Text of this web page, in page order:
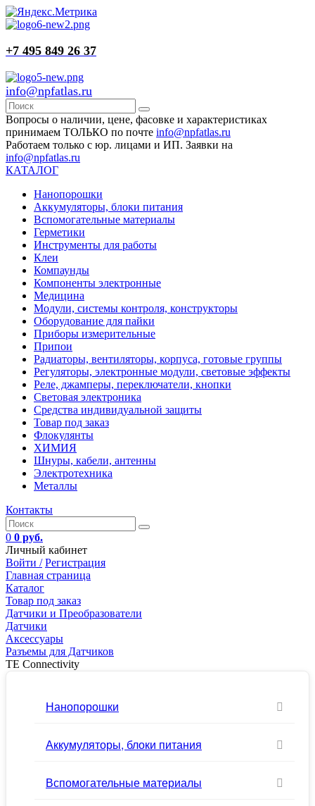
+7 495 849 26 37
info@npfatlas.ru
Вопросы о наличии, цене, фасовке и характеристиках
принимаем ТОЛЬКО по почте info@npfatlas.ru
Работаем только с юр. лицами и ИП. Заявки на
info@npfatlas.ru
КАТАЛОГ
Нанопорошки
Аккумуляторы, блоки питания
Вспомогательные материалы
Герметики
Инструменты для работы
Клеи
Компаунды
Компоненты электронные
Медицина
Модули, системы контроля, конструкторы
Оборудование для пайки
Приборы измерительные
Припои
Радиаторы, вентиляторы, корпуса, готовые группы
Регуляторы, электронные модули, световые эффекты
Реле, джамперы, переключатели, кнопки
Световая электроника
Средства индивидуальной защиты
Товар под заказ
Флокулянты
ХИМИЯ
Шнуры, кабели, антенны
Электротехника
Металлы
Контакты
0 0 руб.
Личный кабинет
Войти / Регистрация
Главная страница
Каталог
Товар под заказ
Датчики и Преобразователи
Датчики
Аксессуары
Разъемы для Датчиков
TE Connectivity
Нанопорошки
Аккумуляторы, блоки питания
Вспомогательные материалы